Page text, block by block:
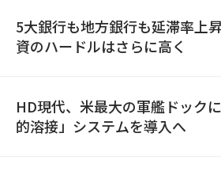
5大銀行も地方銀行も延滞率上
資のハードルはさらに高く
HD現代、米最大の軍艦ドック
的溶接」システムを導入へ